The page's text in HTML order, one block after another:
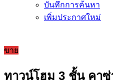
บันทึกการค้นหา
เพิ่มประกาศใหม่
ขาย
ทาวน์โฮม 3 ชั้น คา